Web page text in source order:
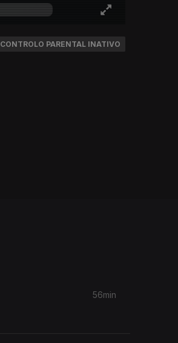
CONTROLO PARENTAL INATIVO
56min